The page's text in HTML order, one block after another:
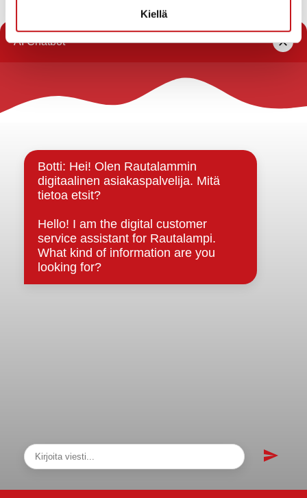
Kiellä
Rautalammin kunta
Strategiat, ohjelmat, ohjeet, suunnitelmat, säännöt ja
sopimukset
Asiakirjajulkisuuskuvaus
Evästeet
Saavutettavuusseloste
Tietosuoja
Tietosuojaselosteet